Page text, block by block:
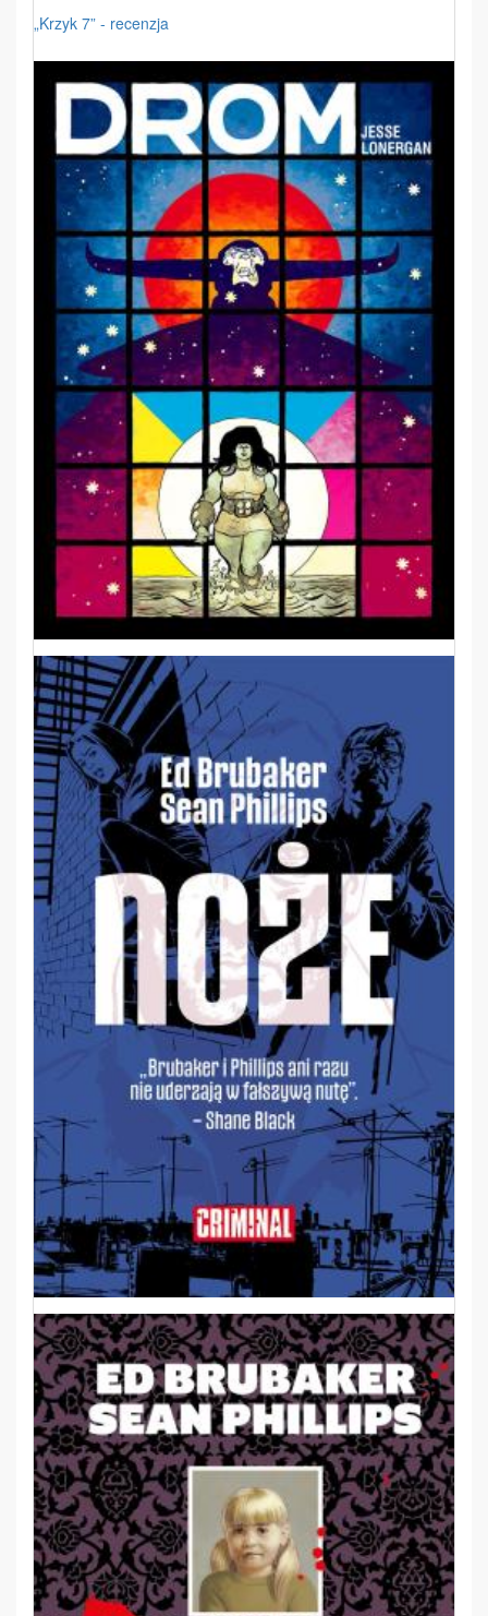
„Krzyk 7” - recenzja